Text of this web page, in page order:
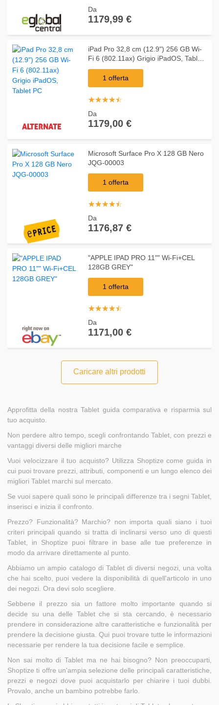
Da
1179,99 €
iPad Pro 32,8 cm (12.9") 256 GB Wi-
Fi 6 (802.11ax) Grigio iPadOS, Tablet
PC
1 offerta
☆☆☆☆☆
★★★★★
Da
1179,00 €
Microsoft Surface Pro X 128 GB Nero
JQG-00003
1 offerta
☆☆☆☆☆
★★★★★
Da
1176,87 €
"APPLE IPAD PRO 11"" Wi-Fi+CEL
128GB GREY"
1 offerta
☆☆☆☆☆
★★★★★
Da
1171,00 €
Caricare altri prodotti
Approfitta della nostra Tablet guida comparativa e risparmia sul
tuo acquisto.
Non perdere altro tempo, scegli confrontando Tablet, con prezzi e
vantaggi diversi delle migliori marche
Vuoi velocizzare il tuo acquisto? Utilizza Shoptize come guida in
cui puoi trovare prezzi, attributi, componenti e un lungo elenco dei
migliori Tablet marchi sul mercato.
Se vuoi sapere quali sono le principali differenze tra i segni Tablet,
inserisci e inizia il confronto.
Prezzo? Funzionalità? Marchio? non importa quali siano i tuoi
criteri principali quando si tratta di inclinarsi verso uno di questi
Tablet, in Shoptize puoi filtrare in base alle tue preferenze in
modo da arrivare direttamente al punto.
Abbiamo un ampio catalogo di Tablet di diversi negozi, una volta
che hai scelto, puoi vedere la disponibilità di quell'articolo in uno
dei negozi. Ora devi solo scegliere.
Sebbene il prezzo sia un fattore molto importante quando si
decide su una delle Tablet che si sta cercando, è necessario
prendere in considerazione altre caratteristiche e funzionalità per
prendere la decisione giusta. Qui puoi trovare tutte le informazioni
necessarie per rendere la tua decisione facile e semplice.
Non sai molto di Tablet ma ne hai bisogno? Non preoccuparti,
Shoptize ti offre un'ampia selezione delle principali caratteristiche,
prezzi e negozi dove puoi acquistarlo per chiarire i tuoi dubbi.
Provalo, anche un bambino potrebbe farlo.